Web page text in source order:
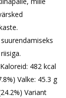
482 kcal
Valke: 45.3 g
Variant